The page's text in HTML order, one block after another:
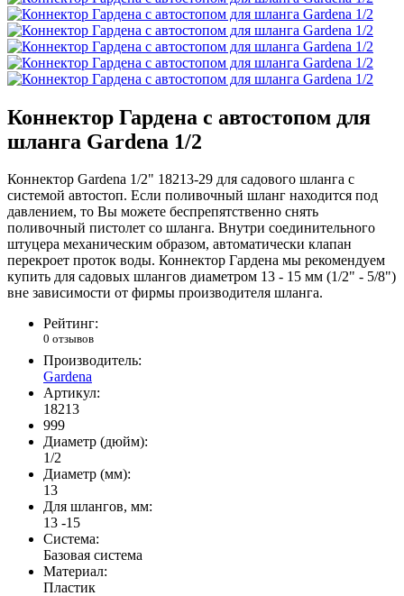
Коннектор Гардена с автостопом для
шланга Gardena 1/2
Коннектор Gardena 1/2" 18213-29 для садового шланга с
системой автостоп. Если поливочный шланг находится под
давлением, то Вы можете беспрепятственно снять
поливочный пистолет со шланга. Внутри соединительного
штуцера механическим образом, автоматически клапан
перекроет проток воды. Коннектор Гардена мы рекомендуем
купить для садовых шлангов диаметром 13 - 15 мм (1/2" - 5/8")
вне зависимости от фирмы производителя шланга.
Рейтинг:
0 отзывов
Производитель:
Gardena
Артикул:
18213
999
Диаметр (дюйм):
1/2
Диаметр (мм):
13
Для шлангов, мм:
13 -15
Система:
Базовая система
Материал:
Пластик